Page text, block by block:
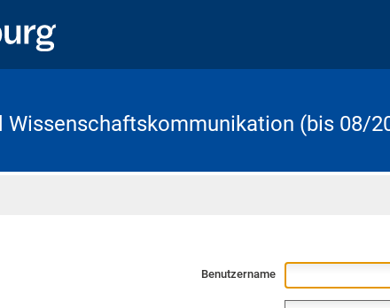
Wissenschaftskommunikation (bis 08/
Benutzername